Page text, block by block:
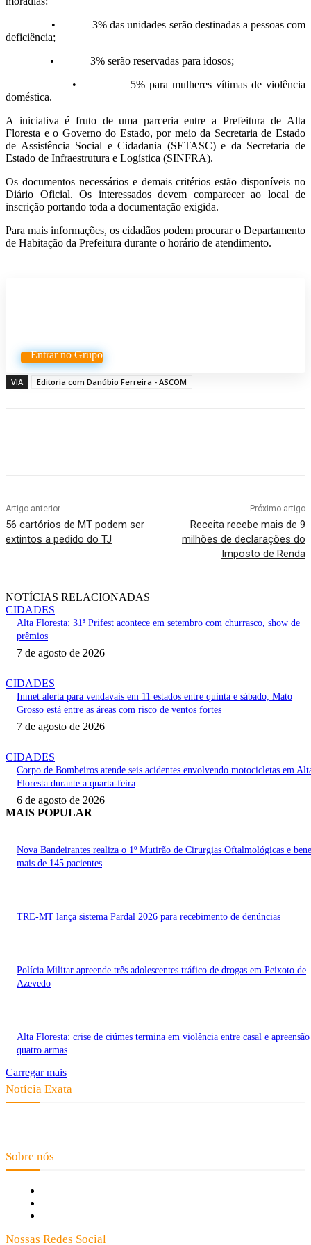
• 3% das unidades serão destinadas a pessoas com
deficiência;
• 3% serão reservadas para idosos;
• 5% para mulheres vítimas de violência
doméstica.
A iniciativa é fruto de uma parceria entre a Prefeitura de Alta
Floresta e o Governo do Estado, por meio da Secretaria de Estado
de Assistência Social e Cidadania (SETASC) e da Secretaria de
Estado de Infraestrutura e Logística (SINFRA).
Os documentos necessários e demais critérios estão disponíveis no
Diário Oficial. Os interessados devem comparecer ao local de
inscrição portando toda a documentação exigida.
Para mais informações, os cidadãos podem procurar o Departamento
de Habitação da Prefeitura durante o horário de atendimento.
Entrar no Grupo
VIA Editoria com Danúbio Ferreira - ASCOM
Artigo anterior
56 cartórios de MT podem ser
extintos a pedido do TJ
Próximo artigo
Receita recebe mais de 9
milhões de declarações do
Imposto de Renda
NOTÍCIAS RELACIONADAS
CIDADES
Alta Floresta: 31ª Prifest acontece em setembro com churrasco, show de
prêmios
7 de agosto de 2026
CIDADES
Inmet alerta para vendavais em 11 estados entre quinta e sábado; Mato
Grosso está entre as áreas com risco de ventos fortes
7 de agosto de 2026
CIDADES
Corpo de Bombeiros atende seis acidentes envolvendo motocicletas em
Floresta durante a quarta-feira
6 de agosto de 2026
MAIS POPULAR
Nova Bandeirantes realiza o 1º Mutirão de Cirurgias Oftalmológicas e
mais de 145 pacientes
TRE-MT lança sistema Pardal 2026 para recebimento de denúncias
Polícia Militar apreende três adolescentes tráfico de drogas em Peixoto de
Azevedo
Alta Floresta: crise de ciúmes termina em violência entre casal e apreensão
quatro armas
Carregar mais
Notícia Exata
Sobre nós
Nossas Redes Social